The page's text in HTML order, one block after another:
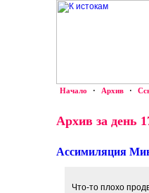
Начало · Архив ·
Архив за день
Ассимиляция
Что-то плохо